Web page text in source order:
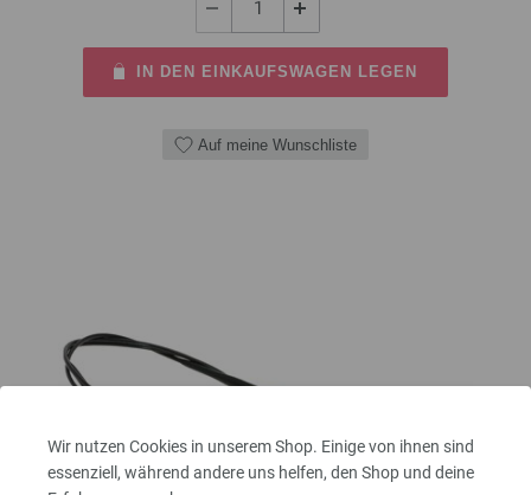
Wir nutzen Cookies in unserem Shop. Einige von ihnen sind
essenziell, während andere uns helfen, den Shop und deine
IN DEN EINKAUFSWAGEN LEGEN
Auf meine Wunschliste